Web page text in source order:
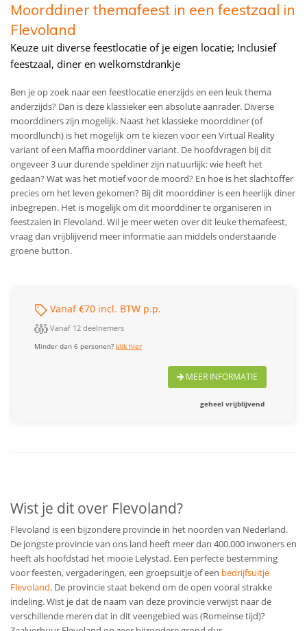
Moorddiner themafeest in een feestzaal in
Flevoland
Keuze uit diverse feestlocatie of je eigen locatie; Inclusief
feestzaal, diner en welkomstdrankje
Ben je op zoek naar een feestlocatie enerzijds en een leuk thema
anderzijds? Dan is deze klassieker een absolute aanrader. Diverse
moorddiners zijn mogelijk. Naast het klassieke moorddiner (of
moordlunch) is het mogelijk om te kiezen voor een Virtual Reality
variant of een Maffia moorddiner variant. De hoofdvragen bij dit
ongeveer 3 uur durende speldiner zijn natuurlijk: wie heeft het
gedaan? Wat was het motief voor de moord? En hoe is het slachtoffer
precies om het leven gekomen? Bij dit moorddiner is een heerlijk diner
inbegrepen. Het is mogelijk om dit moorddiner te organiseren in
feestzalen in Flevoland. Wil je meer weten over dit leuke themafeest,
vraag dan vrijblijvend meer informatie aan middels onderstaande
groene button.
Vanaf €70 incl. BTW p.p.
Vanaf 12 deelnemers
Minder dan 6 personen?klik hier
MEER INFORMATIE
geheel vrijblijvend
Wist je dit over Flevoland?
Flevoland is een bijzondere provincie in het noorden van Nederland.
De jongste provincie van ons land heeft meer dan 400.000 inwoners en
heeft als hoofdstad het mooie Lelystad. Een perfecte bestemming
voor feesten, vergaderingen, een groepsuitje of een bedrijfsuitje
Flevoland. De provincie staat bekend om de open vooral strakke
indeling. Wist je dat de naam van deze provincie verwijst naar de
verschillende meren dat in dit veengebied was (Romeinse tijd)?